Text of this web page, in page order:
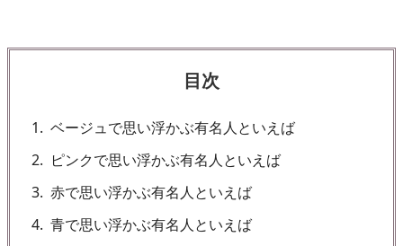
目次
1
ベージュで思い浮かぶ有名人といえば
2
ピンクで思い浮かぶ有名人といえば
3 赤で思い浮かぶ有名人といえば
4 青で思い浮かぶ有名人といえば